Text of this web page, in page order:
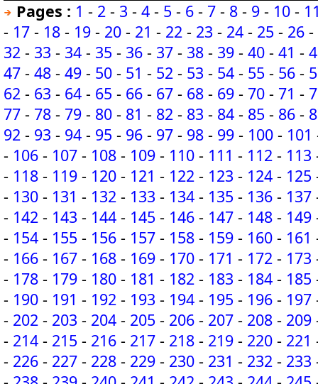
Pages : 1 - 2 - 3 - 4 - 5 - 6 - 7 - 8 - 9 - 10 -
- 17 - 18 - 19 - 20 - 21 - 22 - 23 - 24 - 25 - 26 -
32 - 33 - 34 - 35 - 36 - 37 - 38 - 39 - 40 - 41 -
47 - 48 - 49 - 50 - 51 - 52 - 53 - 54 - 55 - 56 -
62 - 63 - 64 - 65 - 66 - 67 - 68 - 69 - 70 - 71 -
77 - 78 - 79 - 80 - 81 - 82 - 83 - 84 - 85 - 86 -
92 - 93 - 94 - 95 - 96 - 97 - 98 - 99 - 100 - 101
- 106 - 107 - 108 - 109 - 110 - 111 - 112 - 113
- 118 - 119 - 120 - 121 - 122 - 123 - 124 - 125
- 130 - 131 - 132 - 133 - 134 - 135 - 136 - 137
- 142 - 143 - 144 - 145 - 146 - 147 - 148 - 149
- 154 - 155 - 156 - 157 - 158 - 159 - 160 - 161
- 166 - 167 - 168 - 169 - 170 - 171 - 172 - 173
- 178 - 179 - 180 - 181 - 182 - 183 - 184 - 185
- 190 - 191 - 192 - 193 - 194 - 195 - 196 - 197
- 202 - 203 - 204 - 205 - 206 - 207 - 208 - 209
- 214 - 215 - 216 - 217 - 218 - 219 - 220 - 221
- 226 - 227 - 228 - 229 - 230 - 231 - 232 - 233